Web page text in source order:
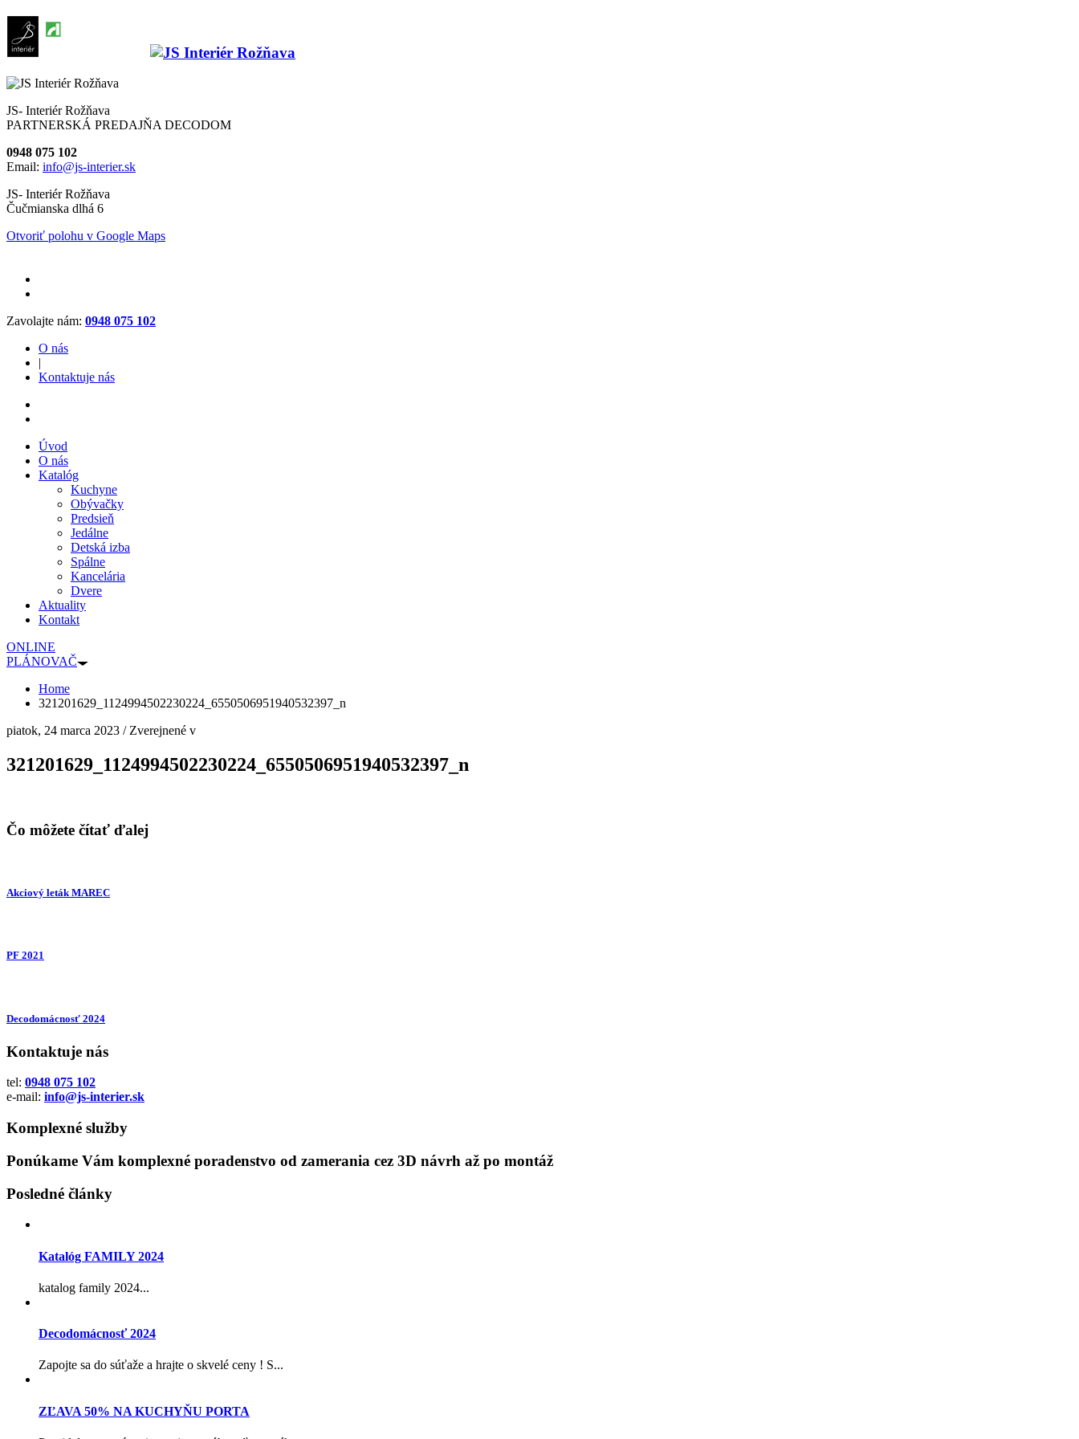
JS- Interiér Rožňava
PARTNERSKÁ PREDAJŇA DECODOM
0948 075 102
Email: info@js-interier.sk
JS- Interiér Rožňava
Čučmianska dlhá 6
Otvoriť polohu v Google Maps
Zavolajte nám: 0948 075 102
O nás
|
Kontaktuje nás
Úvod
O nás
Katalóg
Kuchyne
Obývačky
Predsieň
Jedálne
Detská izba
Spálne
Kancelária
Dvere
Aktuality
Kontakt
ONLINE
PLÁNOVAČ
Home
321201629_1124994502230224_6550506951940532397_n
piatok, 24 marca 2023 /Zverejnené v
321201629_1124994502230224_6550506951940532397_n
Čo môžete čítať ďalej
Akciový leták MAREC
PF 2021
Decodomácnosť 2024
Kontaktuje nás
tel: 0948 075 102
e-mail: info@js-interier.sk
Komplexné služby
Ponúkame Vám komplexné poradenstvo od zamerania cez 3D návrh až po montáž
Posledné články
Katalóg FAMILY 2024
katalog family 2024...
Decodomácnosť 2024
Zapojte sa do súťaže a hrajte o skvelé ceny ! S...
ZĽAVA 50% NA KUCHYŇU PORTA